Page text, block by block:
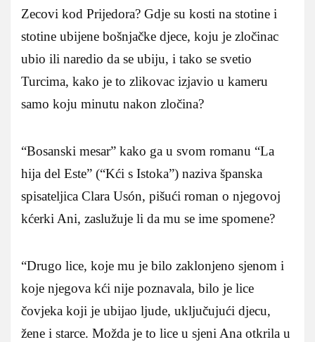
Zecovi kod Prijedora? Gdje su kosti na stotine i
stotine ubijene bošnjačke djece, koju je zločinac
ubio ili naredio da se ubiju, i tako se svetio
Turcima, kako je to zlikovac izjavio u kameru
samo koju minutu nakon zločina?
“Bosanski mesar” kako ga u svom romanu “La
hija del Este” (“Kći s Istoka”) naziva španska
spisateljica Clara Usón, pišući roman o njegovoj
kćerki Ani, zaslužuje li da mu se ime spomene?
“Drugo lice, koje mu je bilo zaklonjeno sjenom i
koje njegova kći nije poznavala, bilo je lice
čovjeka koji je ubijao ljude, uključujući djecu,
žene i starce. Možda je to lice u sjeni Ana otkrila u